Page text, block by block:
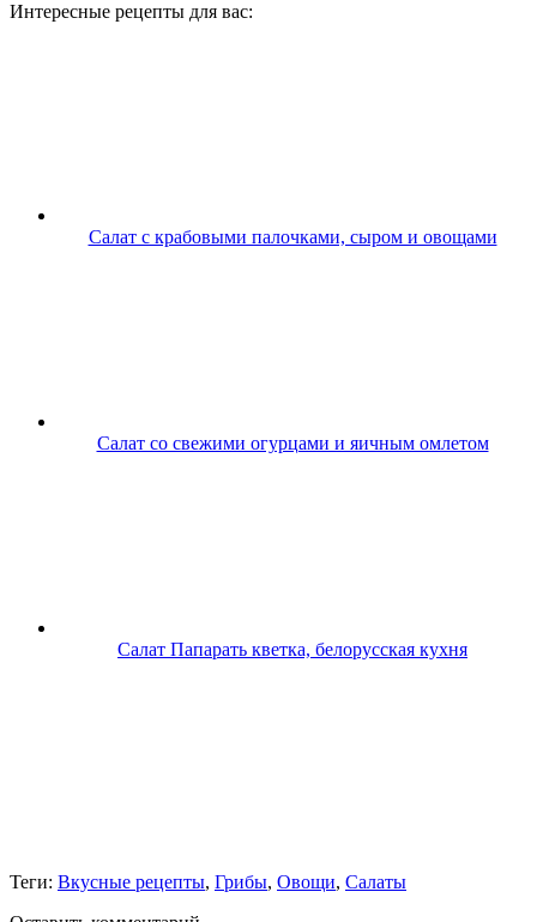
Интересные рецепты для вас:
Салат с крабовыми палочками, сыром и овощами
Салат со свежими огурцами и яичным омлетом
Салат Папарать кветка, белорусская кухня
Теги: Вкусные рецепты, Грибы, Овощи, Салаты